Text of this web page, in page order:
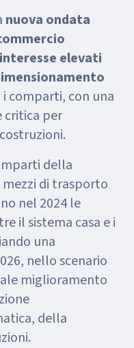
nuova ondata
elevati
comparti, con una
per
della
di trasporto
nel 2024 le
il sistema casa e i
una
nello scenario
miglioramento
della